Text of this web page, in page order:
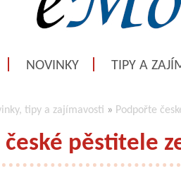
NOVINKY TIPY A
tipy a zajímavosti » Podpořte
pěstitele